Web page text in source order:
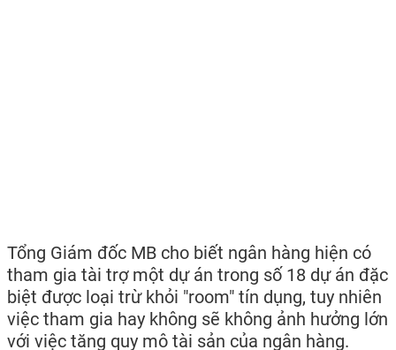
Tổng Giám đốc MB cho biết ngân hàng hiện có
tham gia tài trợ một dự án trong số 18 dự án đặc
biệt được loại trừ khỏi "room" tín dụng, tuy nhiên
việc tham gia hay không sẽ không ảnh hưởng lớn
với việc tăng quy mô tài sản của ngân hàng.